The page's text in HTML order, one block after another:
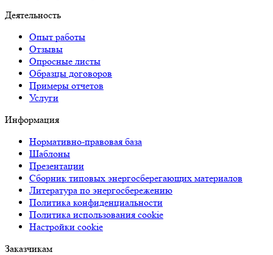
Деятельность
Опыт работы
Отзывы
Опросные листы
Образцы договоров
Примеры отчетов
Услуги
Информация
Нормативно-правовая база
Шаблоны
Презентации
Сборник типовых энергосберегающих материалов
Литература по энергосбережению
Политика конфиденциальности
Политика использования cookie
Настройки cookie
Заказчикам